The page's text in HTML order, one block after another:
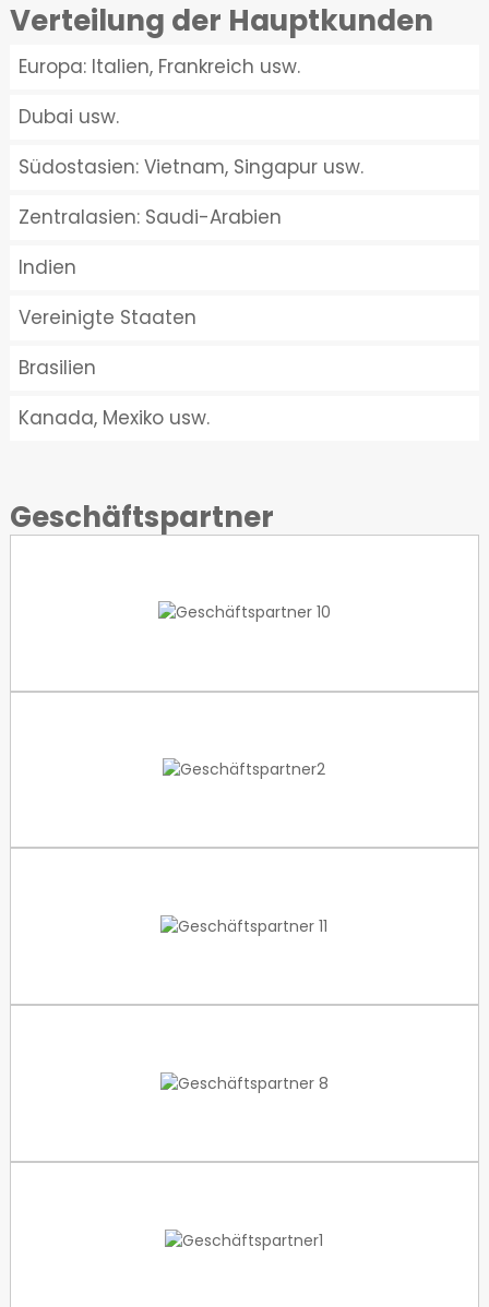
Verteilung der Hauptkunden
Europa: Italien, Frankreich usw.
Dubai usw.
Südostasien: Vietnam, Singapur usw.
Zentralasien: Saudi-Arabien
Indien
Vereinigte Staaten
Brasilien
Kanada, Mexiko usw.
Geschäftspartner